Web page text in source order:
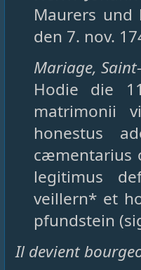
Maurers
den 7. nov.
Mariage,
Hodie die
matrimonii
honestus
cæmentarius
legitimus
veillern* et
pfundstein
Il devient